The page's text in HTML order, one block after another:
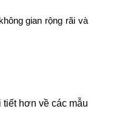
gian rộng rãi và
tiết hơn về các mẫu